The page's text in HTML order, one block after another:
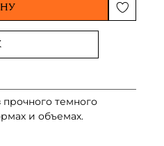
темного
и объемах.